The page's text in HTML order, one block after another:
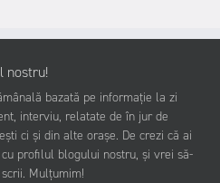
nostru!
bazată pe informație la zi
interviu, relatate de în jur de
ci și din alte orașe. De crezi că ai
profilul blogului nostru, și vrei să-
Mulțumim!